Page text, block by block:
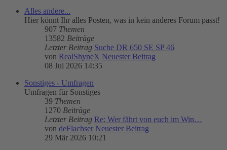
Alles andere...
Hier könnt Ihr alles Posten, was in kein anderes Forum passt!
907 Themen
13582 Beiträge
Letzter Beitrag Suche DR 650 SE SP 46
von RealShyneX Neuester Beitrag
08 Jul 2026 14:35
Sonstiges - Umfragen
Umfragen für Sonstiges
39 Themen
1270 Beiträge
Letzter Beitrag Re: Wer fährt von euch im Win…
von deFlachser Neuester Beitrag
29 Mär 2026 10:21